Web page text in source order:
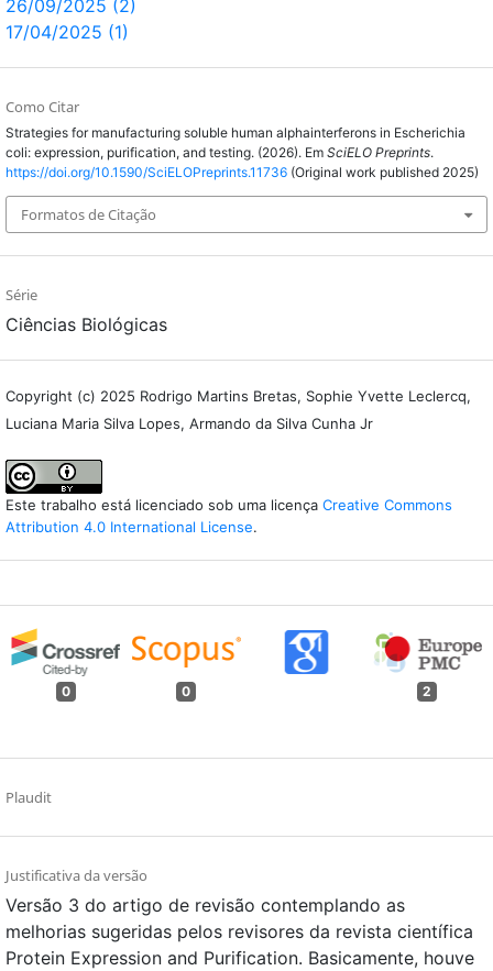
26/09/2025 (2)
17/04/2025 (1)
Como Citar
Strategies for manufacturing soluble human alphainterferons in Escherichia
coli: expression, purification, and testing. (2026). Em SciELO Preprints.
https://doi.org/10.1590/SciELOPreprints.11736 (Original work published 2025)
Formatos de Citação
Série
Ciências Biológicas
Copyright (c) 2025 Rodrigo Martins Bretas, Sophie Yvette Leclercq,
Luciana Maria Silva Lopes, Armando da Silva Cunha Jr
Este trabalho está licenciado sob uma licença Creative Commons
Attribution 4.0 International License.
0 0 2
Plaudit
Justificativa da versão
Versão 3 do artigo de revisão contemplando as
melhorias sugeridas pelos revisores da revista científica
Protein Expression and Purification. Basicamente, houve